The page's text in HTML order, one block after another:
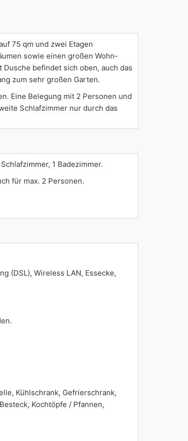
75 qm und zwei Etagen
sowie einen großen Wohn-
befindet sich oben, auch das
zum sehr großen Garten.
Eine Belegung mit 2 Personen und
Schlafzimmer nur durch das
1 Badezimmer.
für max. 2 Personen.
(DSL), Wireless LAN, Essecke,
Kühlschrank, Gefrierschrank,
Kochtöpfe / Pfannen,